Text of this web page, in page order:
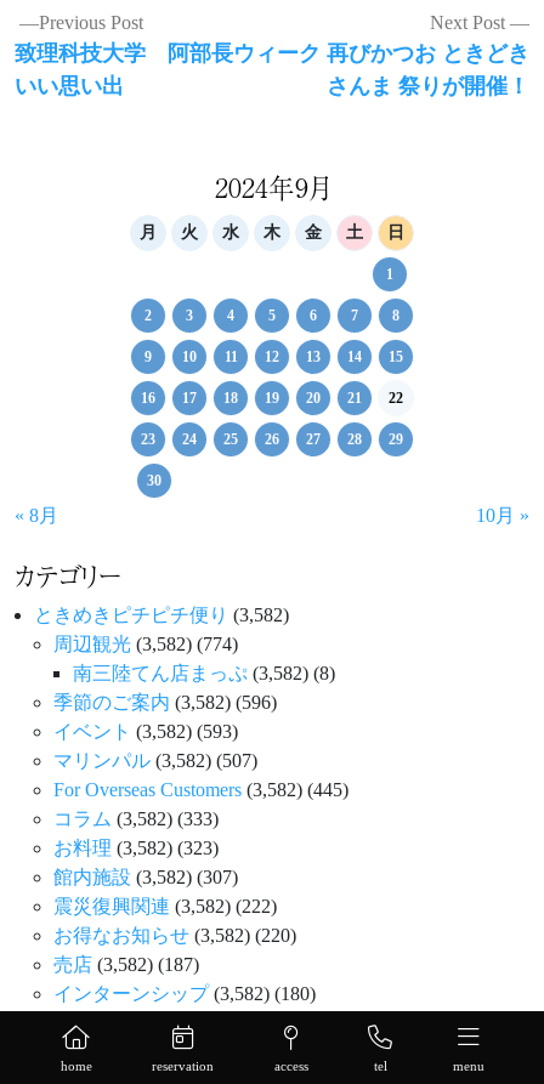
home reservation access tel menu
投
稿
ナ
Previous Post
Previous
post:
致理科技大学
いい思い出
Next Post
Next
阿部長ウィーク 再びかつお ときどき
さんま 祭りが開催！
2024年9月
月 火 水 木 金 土 日
1
2 3 4 5 6 7 8
9 10 11 12 13 14 15
16 17 18 19 20 21 22
23 24 25 26 27 28 29
30
« 8月 10月 »
カテゴリー
ときめきピチピチ便り (3,582)
周辺観光 (3,582) (774)
南三陸てん店まっぷ (3,582) (8)
季節のご案内 (3,582) (596)
イベント (3,582) (593)
マリンパル (3,582) (507)
For Overseas Customers (3,582) (445)
コラム (3,582) (333)
お料理 (3,582) (323)
館内施設 (3,582) (307)
震災復興関連 (3,582) (222)
お得なお知らせ (3,582) (220)
売店 (3,582) (187)
インターンシップ(3,582) (180)
社内行事
(3,582)
南三陸復興ストア
(136)